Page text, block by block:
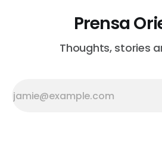
Prensa
Thoughts, stories